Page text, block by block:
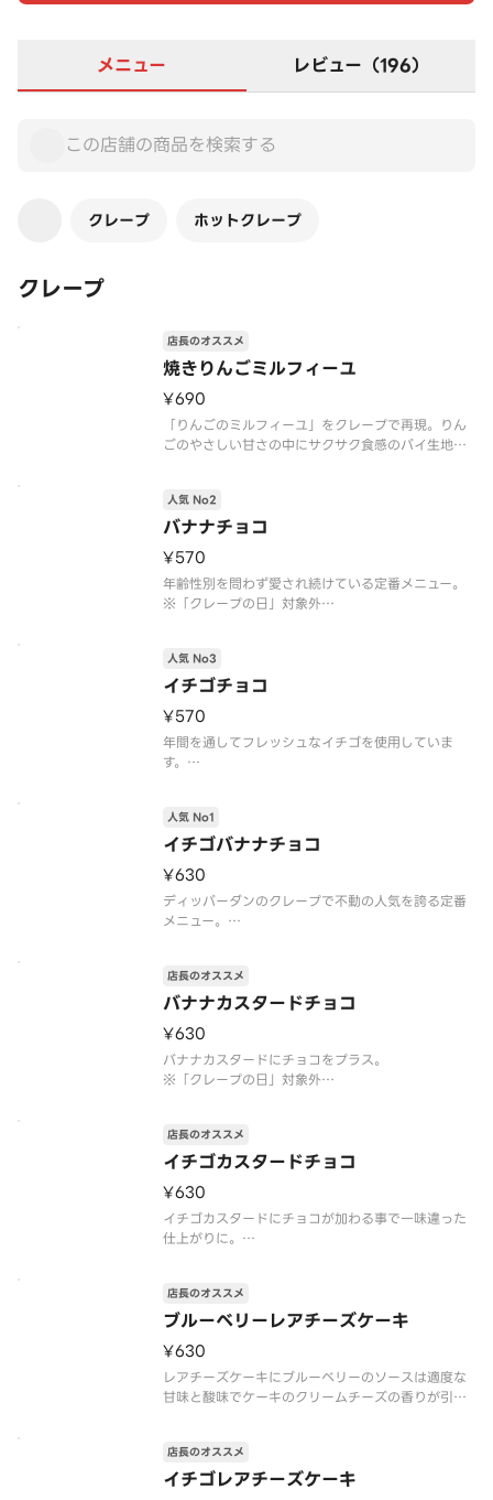
メニュー レビュー（196）
クレープ ホットクレープ
クレープ
焼きりんごミルフィーユ
店長のオススメ
¥690
「りんごのミルフィーユ」をクレープで再現。りん
ごのやさしい甘さの中にサクサク食感のパイ生地を
※トッピングの追加・変更不可
※注文個数が一度に合計10個以上になる際は、商品
バナナチョコ
人気 No2
¥570
年齢性別を問わず愛され続けている定番メニュー。
※「クレープの日」対象外
のご準備に時間を要しますので、予約配達がおすす
めです
イチゴチョコ
人気 No3
¥570
年間を通してフレッシュなイチゴを使用していま
す。
※注文個数が一度に合計10個以上になる際は、商品
のご準備に時間を要しますので、予約配達がおすす
アレルゲン情報：卵・乳・小麦・大豆
イチゴバナナチョコ
人気 No1
¥630
ディッパーダンのクレープで不動の人気を誇る定番
メニュー。
※注文個数が一度に合計10個以上になる際は、商品
のご準備に時間を要しますので、予約配達がおすす
アレルゲン情報：卵・乳・小麦・大豆・バナナ
バナナカスタードチョコ
店長のオススメ
¥630
バナナカスタードにチョコをプラス。
※「クレープの日」対象外
のご準備に時間を要しますので、予約配達がおすす
めです
ラチン
イチゴカスタードチョコ
店長のオススメ
¥630
イチゴカスタードにチョコが加わる事で一味違った
仕上がりに。
※注文個数が一度に合計10個以上になる際は、商品
のご準備に時間を要しますので、予約配達がおすす
アレルゲン情報：卵・乳・小麦・大豆・ゼラチ
ブルーベリーレアチーズケーキ
店長のオススメ
¥630
レアチーズケーキにブルーベリーのソースは適度な
甘味と酸味でケーキのクリームチーズの香りが引き
※トッピングの追加・変更不可
※注文個数が一度に合計10個以上になる際は、商品
イチゴレアチーズケーキ
店長のオススメ